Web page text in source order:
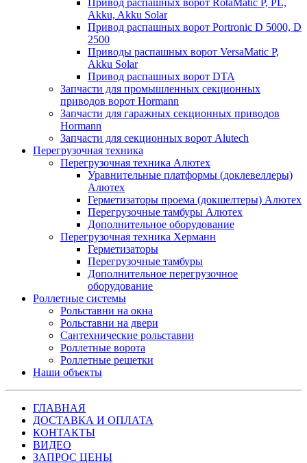
Akku, Akku Solar
Привод распашных ворот Portronic D 5000, D
2500
Приводы распашных ворот VersaMatic P,
Akku Solar
Привод распашных ворот DTA
Запчасти для промышленных секционных
приводов ворот Hormann
Запчасти для гаражных секционных приводов
Hormann
Запчасти для секционных ворот Alutech
Перегрузочная техника
Перегрузочная техника Алютех
Уравнительные платформы (доклевеллеры)
Алютех
Герметизаторы проема (докшелтеры) Алютех
Перегрузочные тамбуры Алютех
Дополнительное оборудование
Перегрузочная техника Херманн
Герметизаторы
Перегрузочные тамбуры
Дополнительное перегрузочное
оборудование
Роллетные системы
Рольставни на окна
Рольставни на двери
Сантехнические рольставни
Роллетные ворота
Роллетные решетки
Наши объекты
ГЛАВНАЯ
ДОСТАВКА И ОПЛАТА
КОНТАКТЫ
ВИДЕО
ЗАПРОС ЦЕНЫ